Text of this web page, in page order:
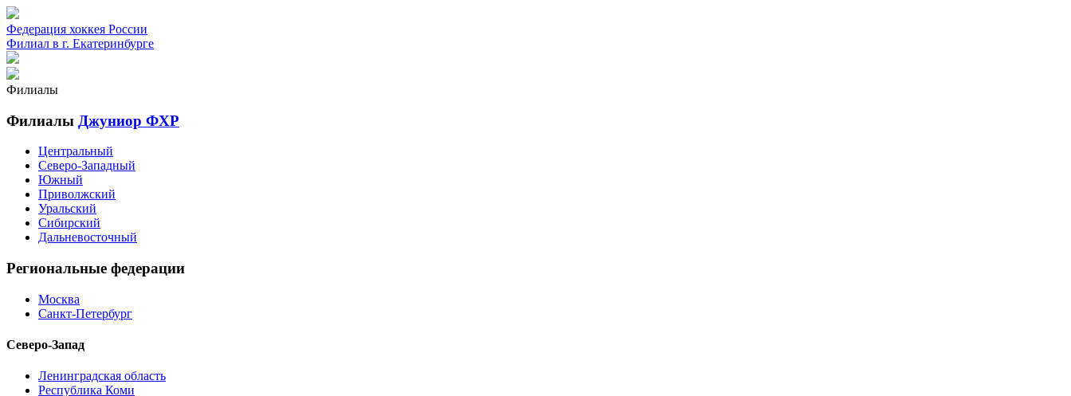
Федерация хоккея России
Филиал в г. Екатеринбурге
Филиалы
Филиалы Джуниор ФХР
Центральный
Северо-Западный
Южный
Приволжский
Уральский
Сибирский
Дальневосточный
Региональные федерации
Москва
Санкт-Петербург
Северо-Запад
Ленинградская область
Республика Коми